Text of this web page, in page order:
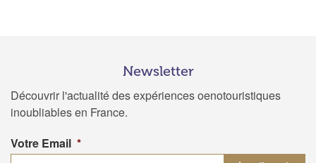
Newsletter
Découvrir l'actualité des expériences oenotouristiques
inoubliables en France.
Votre Email *